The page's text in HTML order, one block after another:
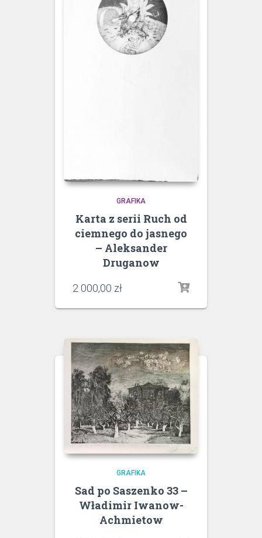
GRAFIKA
Karta z serii Ruch od
ciemnego do jasnego
– Aleksander
Druganow
2 000,00 zł
GRAFIKA
Sad po Saszenko 33 –
Władimir Iwanow-
Achmietow